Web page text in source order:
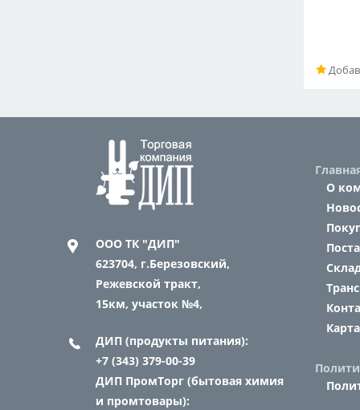
ООО ТК "ДИП"
623704, г.Березовский,
Режевской тракт,
15км, участок №4,
ДИП (продукты питания):
+7 (343) 379-00-39
ДИП ПромТорг (бытовая химия
и промтовары):
О